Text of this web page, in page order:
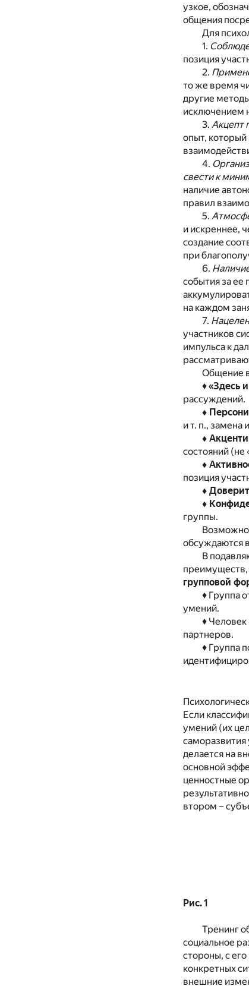
узкое,
общения
Для
1.
позиция
2.
то же время
другие
исключением
3. Акцепт
опыт, который
4.
свести к
наличие
правил
5.
и искреннее,
создание
при
6.
события за ее
на каждом
7.
участников
импульса к
Общение в
♦«Здесь
рассуждений.
♦
и т. п., замена
♦
состояний (не
♦
позиция
♦
♦
группы.
обсуждаются
В
преимуществ,
групповой
♦ Группа
умений.
♦
партнеров.
♦ Группа
Если
умений (их
делается на
основной
ценностные
втором –
Рис. 1
Тренинг
социальное
стороны, с
конкретных
внешние